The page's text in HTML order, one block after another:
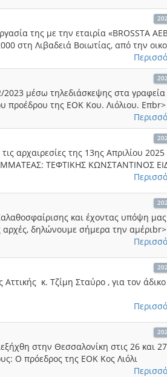
της με την εταιρία «BROSSTA
στη Λιβαδειά Βοιωτίας, από την
2023 μέσω τηλεδιάσκεψης στα γραφεία
προέδρου της ΕΟΚ Κου. Λιόλιου. Επbr>
αρχαιρεσίες της 13ης Απριλίου 2025
ΤΕΦΤΙΚΗΣ ΚΩΝΣΤΑΝΤΙΝΟΣ
και έχοντας υπόψη
δηλώνουμε σήμερα την αμέριbr>
κ. Τζίμη Σταύρο , για τον
στην Θεσσαλονίκη στις 26 και 27
Ο πρόεδρος της ΕΟΚ Κος Λιόλι